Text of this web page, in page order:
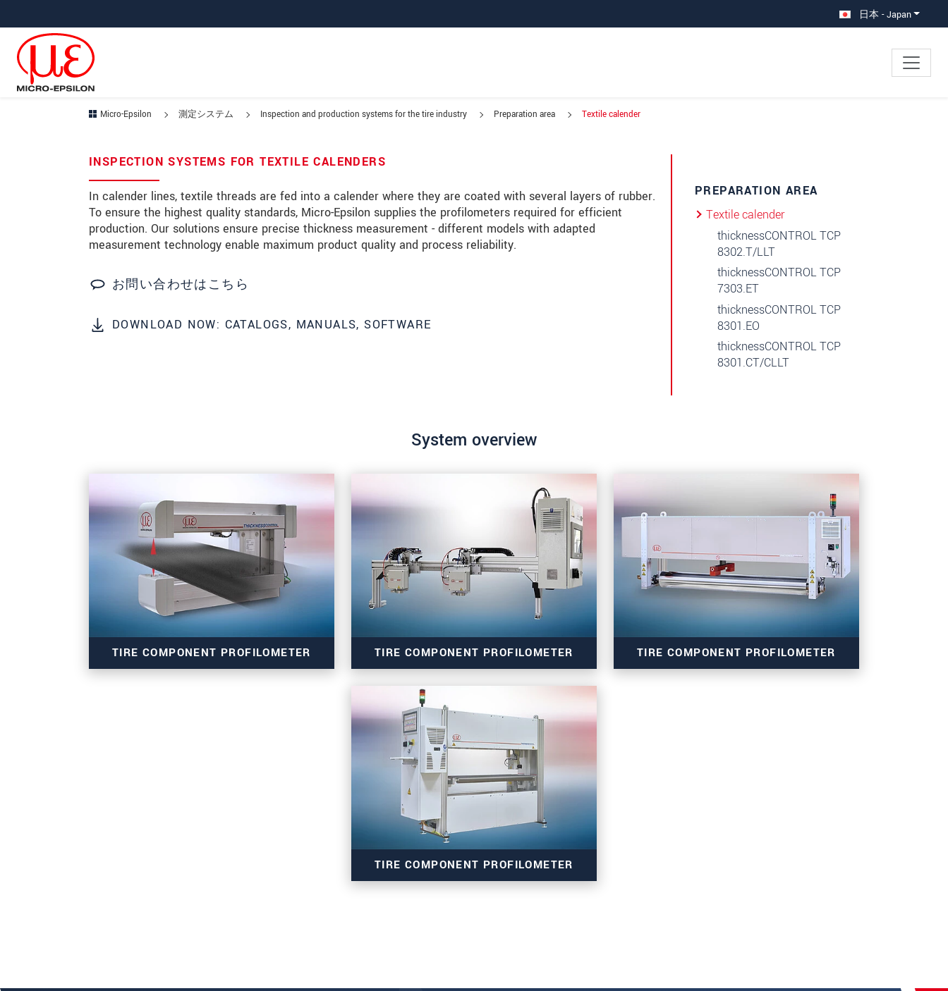
日本 - Japan
Micro-Epsilon 測定システム Inspection and production systems for the tire industry Preparation area Textile calender
INSPECTION SYSTEMS FOR TEXTILE CALENDERS
In calender lines, textile threads are fed into a calender where they are coated with several layers of rubber.
To ensure the highest quality standards, Micro-Epsilon supplies the profilometers required for efficient
production. Our solutions ensure precise thickness measurement - different models with adapted
measurement technology enable maximum product quality and process reliability.
お問い合わせはこちら
DOWNLOAD NOW: CATALOGS, MANUALS, SOFTWARE
PREPARATION AREA
Textile calender
thicknessCONTROL TCP
8302.T/LLT
thicknessCONTROL TCP
7303.ET
thicknessCONTROL TCP
8301.EO
thicknessCONTROL TCP
8301.CT/CLLT
System overview
TIRE COMPONENT PROFILOMETER TIRE COMPONENT PROFILOMETER
thicknessCONTROL TCP 7303.ET
TIRE COMPONENT PROFILOMETER
TIRE COMPONENT PROFILOMETER
あなたのリクエスト Textile calender
名*
姓*
会社名 *
所在地
ご連絡願います
印刷された製品カタログを送ってください
直接訪問してほしい
* 必須フィールド。
私たちはお客様の個人情報を内密に扱います。
個人情報に関するプライバシーステートメントをお読みください。.